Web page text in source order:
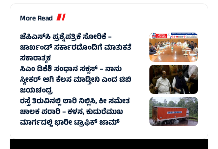
More Read
ಜೆಪಿಎಸ್‌ಸಿ ಪ್ರಶ್ನೆಪತ್ರಿಕೆ ಸೋರಿಕೆ –
ಜಾರ್ಖಂಡ್‌ ಸರ್ಕಾರದೊಂದಿಗೆ ಮಾತುಕತೆ
ಸಕಾರಾತ್ಮಕ
ಸಿಎಂ ಡಿಕೆಶಿ ಸಂಧಾನ ಸಕ್ಸಸ್‌ – ನಾನು
ಸ್ವೀಕರ್ ಆಗಿ ಕೆಲಸ ಮಾಡ್ತೀನಿ ಎಂದ ಟಿಬಿ
ಜಯಚಂದ್ರ
ರಸ್ತೆ ತಿರುವಿನಲ್ಲಿ ಲಾರಿ ನಿಲ್ಲಿಸಿ, ಕೀ ಸಮೇತ
ಚಾಲಕ ಪರಾರಿ – ಕಳಸ, ಕುದುರೆಮುಖ
ಮಾರ್ಗದಲ್ಲಿ‌ ಭಾರೀ ಟ್ರಾಫಿಕ್‌ ಜಾಮ್